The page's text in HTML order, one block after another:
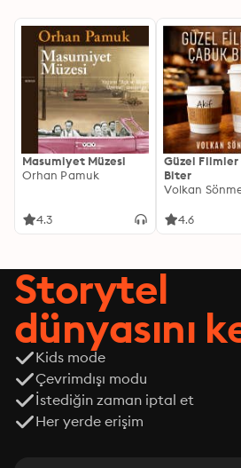
Masumiyet Müzesi
Orhan Pamuk
4.3
Güzel Filmler
Biter
Volkan
4.6
Storytel
dünyasını
Kids mode
Çevrimdışı modu
İstediğin zaman iptal et
Her yerde erişim